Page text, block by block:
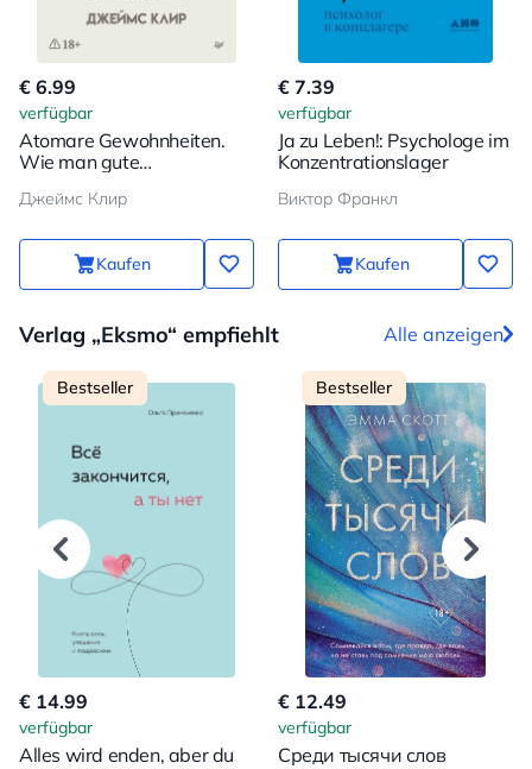
€ 6.99
verfügbar
Atomare Gewohnheiten.
Wie man gute
schlechte loswird
Джеймс Клир
Kaufen
€ 7.39
verfügbar
Ja zu Leben!: Psychologe im
Konzentrationslager
Виктор Франкл
Kaufen
Verlag „Eksmo“ empfiehlt Alle anzeigen
Bestseller
€ 14.99
verfügbar
Alles wird enden, aber du
Bestseller
€ 12.49
verfügbar
Среди тысячи слов